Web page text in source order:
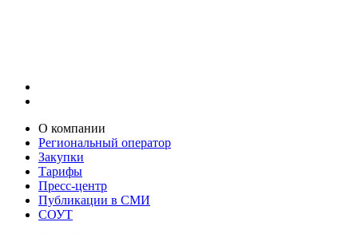
О компании
Региональный оператор
Закупки
Тарифы
Пресс-центр
Публикации в СМИ
СОУТ